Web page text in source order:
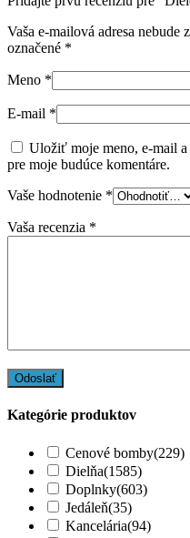
Vaša e-mailová adresa nebude
označené *
Meno *
E-mail *
Uložiť moje meno, e-mail
pre moje budúce komentáre.
Vaše hodnotenie *
Vaša recenzia *
Kategórie produktov
Cenové bomby(229)
Dielňa(1585)
Doplnky(603)
Jedáleň(35)
Kancelária(94)